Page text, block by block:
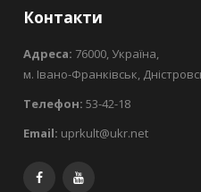
Контакти
Адреса: 76000, Україна,
м. Івано-Франківськ,
Телефон: 53-42-18
Email: uprkult@ukr.net